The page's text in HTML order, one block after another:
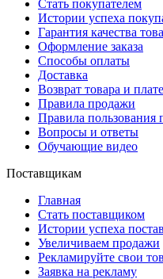
Стать покупателем
Истории успеха
Гарантия качества
Оформление заказа
Способы оплаты
Доставка
Возврат товара и
Правила продажи
Правила пользования
Вопросы и ответы
Обучающие видео
Поставщикам
Главная
Стать поставщиком
Истории успеха
Увеличиваем продажи
Рекламируйте свои
Заявка на рекламу